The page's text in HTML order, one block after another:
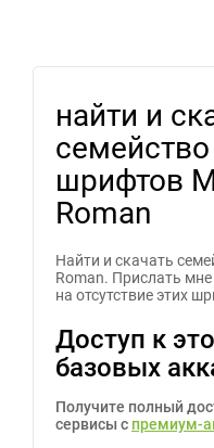
найти и
семейство
шрифтов
Roman
Найти и скачать
Roman. Прислать
на отсутствие этих
Доступ к
базовых
Получите полный
сервисы с премиум-